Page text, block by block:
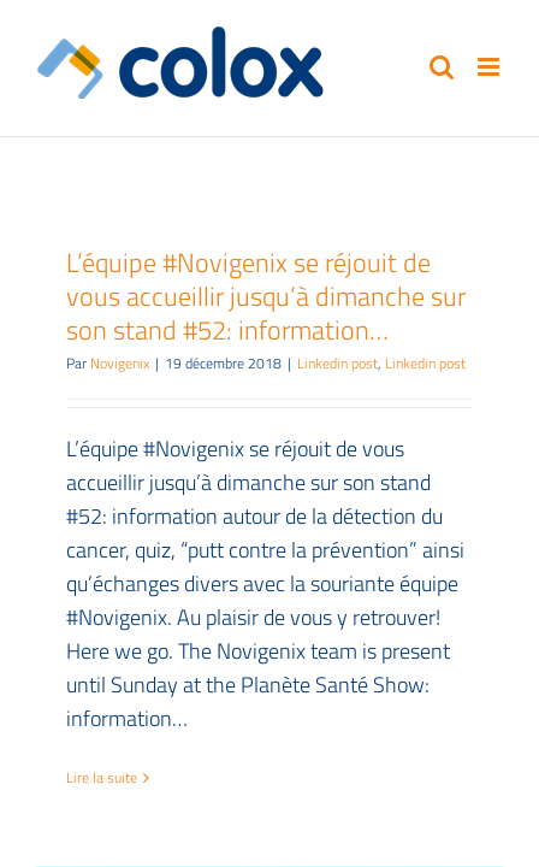
contenu
L’équipe #Novigenix se réjouit de
vous accueillir jusqu’à dimanche sur
son stand #52: information…
Par Novigenix | 19 décembre 2018 | Linkedin post, Linkedin post
L’équipe #Novigenix se réjouit de vous
accueillir jusqu’à dimanche sur son stand
#52: information autour de la détection du
cancer, quiz, “putt contre la prévention” ainsi
qu’échanges divers avec la souriante équipe
#Novigenix. Au plaisir de vous y retrouver!
Here we go. The Novigenix team is present
until Sunday at the Planète Santé Show:
information…
Lire la suite